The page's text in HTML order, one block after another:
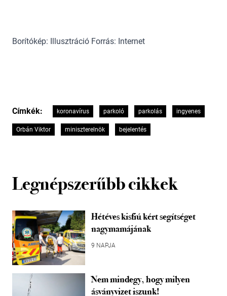
Borítókép: Illusztráció Forrás: Internet
Címkék: koronavírus parkoló parkolás ingyenes
Orbán Viktor miniszterelnök bejelentés
Legnépszerűbb cikkek
Hétéves kisfiú kért segítséget
nagymamájának
9 NAPJA
Nem mindegy, hogy milyen
ásványvizet iszunk!